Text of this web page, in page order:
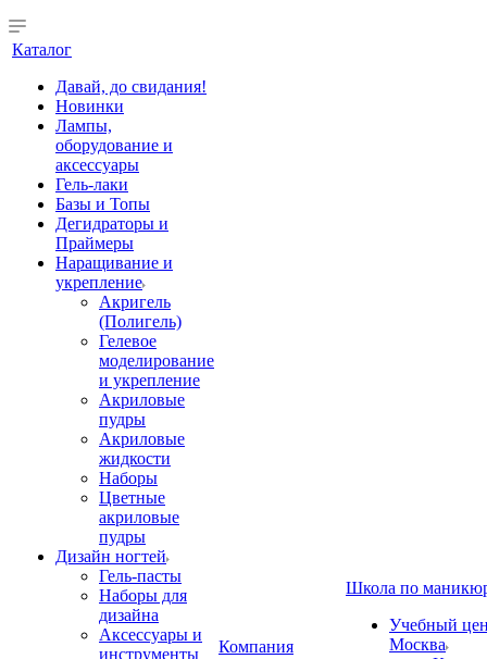
Каталог
Давай, до свидания!
Новинки
Лампы,
оборудование и
аксессуары
Гель-лаки
Базы и Топы
Дегидраторы и
Праймеры
Наращивание и
укрепление
Акригель
(Полигель)
Гелевое
моделирование
и укрепление
Акриловые
пудры
Акриловые
жидкости
Наборы
Цветные
акриловые
пудры
Дизайн ногтей
Гель-пасты
Наборы для
дизайна
Аксессуары и
инструменты
Компания
Школа по
Учебный
Москва